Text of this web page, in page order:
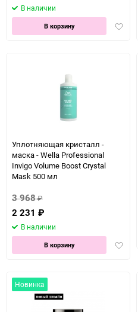
В наличии
В корзину
Уплотняющая кристалл -
маска - Wella Professional
Invigo Volume Boost Crystal
Mask 500 мл
3 968₽
2 231 ₽
В наличии
В корзину
Новинка